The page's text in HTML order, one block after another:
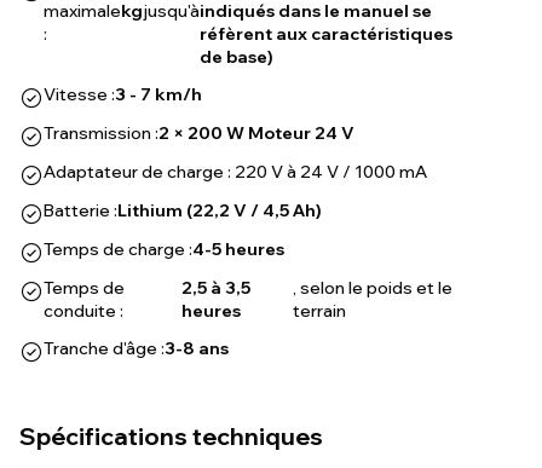
maximale
:
kgjusqu'àindiqués dans le manuel se
réfèrent aux caractéristiques
de base)
Vitesse :3 - 7 km/h
Transmission :2 × 200 W Moteur 24 V
Adaptateur de charge : 220 V à 24 V / 1000 mA
Batterie :Lithium (22,2 V / 4,5 Ah)
Temps de charge :4-5 heures
Temps de
conduite :
2,5 à 3,5
heures
, selon le poids et le
terrain
Tranche d'âge :3-8 ans
Spécifications techniques